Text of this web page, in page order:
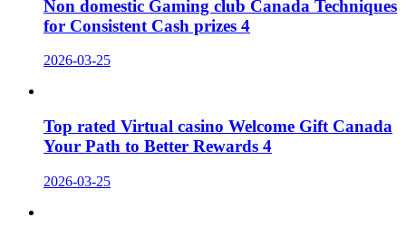
Non domestic Gaming club Canada Techniques
for Consistent Cash prizes 4
2026-03-25
Top rated Virtual casino Welcome Gift Canada
Your Path to Better Rewards 4
2026-03-25